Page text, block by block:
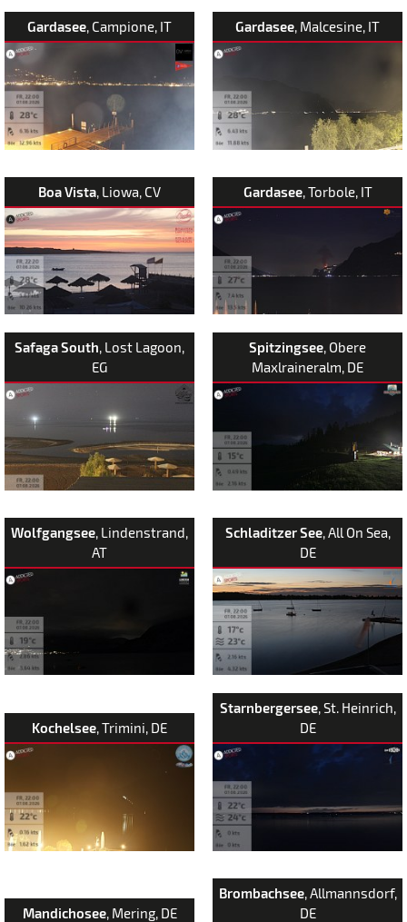
Gardasee, Campione, IT Gardasee, Malcesine, IT
Boa Vista, Liowa, CV Gardasee, Torbole, IT
Safaga South, Lost Lagoon,
EG
Spitzingsee, Obere
Maxlraineralm, DE
Wolfgangsee, Lindenstrand,
AT
Schladitzer See, All On Sea,
DE
Kochelsee, Trimini, DE
Starnbergersee, St. Heinrich,
DE
Mandichosee, Mering, DE
Brombachsee, Allmannsdorf,
DE